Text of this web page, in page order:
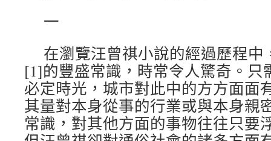
一
在瀏覽汪曾祺小說的經過歷程中
[1]的豐盛常識，時常令人驚奇。只
必定時光，城市對此中的方方面面
其量對本身從事的行業或與本身親
常識，對其他方面的事物往往只要